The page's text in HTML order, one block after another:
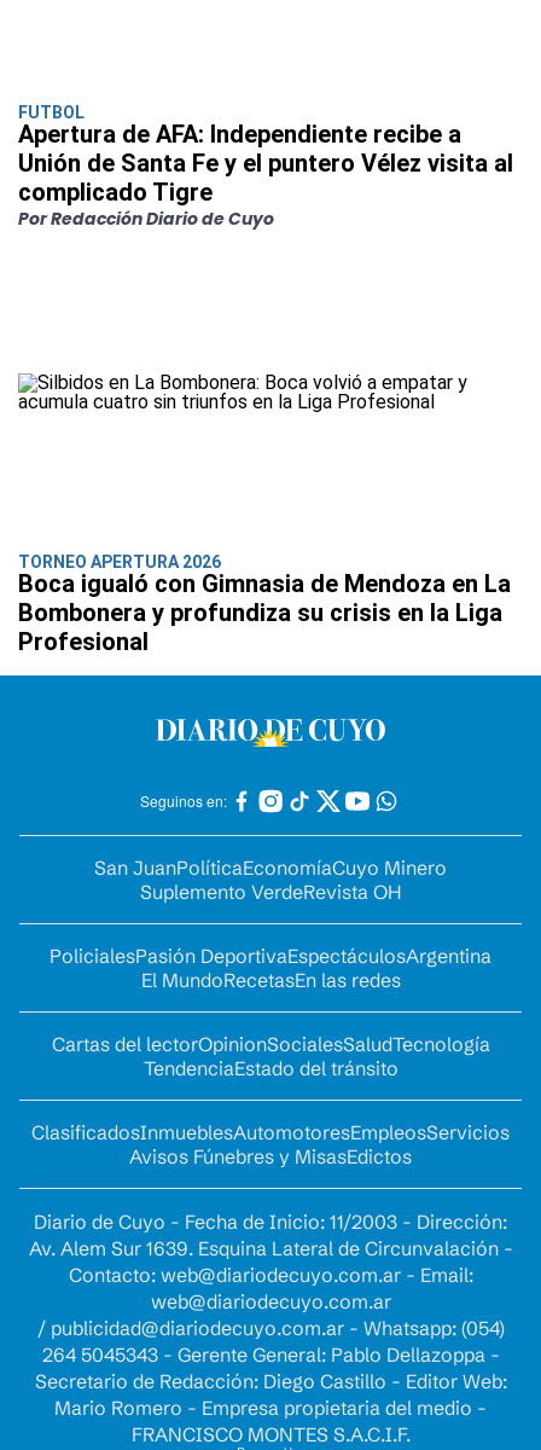
FUTBOL
Apertura de AFA: Independiente recibe a
Unión de Santa Fe y el puntero Vélez visita al
complicado Tigre
Por Redacción Diario de Cuyo
TORNEO APERTURA 2026
Boca igualó con Gimnasia de Mendoza en La
Bombonera y profundiza su crisis en la Liga
Profesional
Seguinos en:
San JuanPolíticaEconomíaCuyo Minero
Suplemento VerdeRevista OH
PolicialesPasión DeportivaEspectáculosArgentina
El MundoRecetasEn las redes
Cartas del lectorOpinionSocialesSaludTecnología
TendenciaEstado del tránsito
ClasificadosInmueblesAutomotoresEmpleosServicios
Avisos Fúnebres y MisasEdictos
Diario de Cuyo - Fecha de Inicio: 11/2003 - Dirección:
Av. Alem Sur 1639. Esquina Lateral de Circunvalación -
Contacto: web@diariodecuyo.com.ar- Email:
web@diariodecuyo.com.ar
/ publicidad@diariodecuyo.com.ar- Whatsapp: (054)
264 5045343 - Gerente General: Pablo Dellazoppa -
Secretario de Redacción: Diego Castillo - Editor Web:
Mario Romero - Empresa propietaria del medio -
FRANCISCO MONTES S.A.C.I.F.